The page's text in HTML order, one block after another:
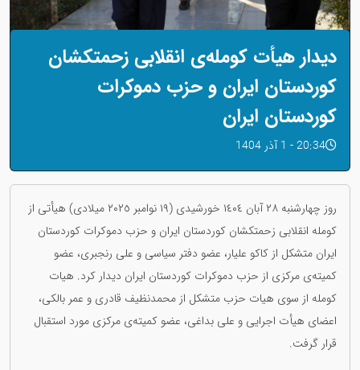
دیدار هیأت کوملەی انقلابی زحمتکشان
کوردستان ایران و حزب دموکرات
کوردستان ایران
20:34 - 1 آذر 1404
روز چهارشنبە ٢٨ آبان ١٤٠٤ خورشیدی (١٩ نوامبر ٢٠٢٥ میلادی) هیأتی از
کوملە انقلابی زحمتکشان کوردستان ایران و حزب دموکرات کوردستان
ایران متشکل از کاکو علیار، عضو دفتر سیاسی و علی رنجبری، عضو
کمیتەی مرکزی از حزب دموکرات کوردستان ایران دیدار کرد. هیات
کوملە از سوی هیات حزب متشکل از محمدنظیف قادری و عمر بالکی،
اعضای هیأت اجرایی و علی بداغی، عضو کمیتەی مرکزی مورد استقبال
قرار گرفت.